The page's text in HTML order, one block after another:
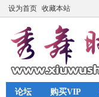
设为首页 收藏本站
论坛 购买VIP